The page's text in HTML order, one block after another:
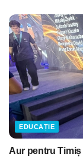
EDUCAȚIE
Aur pentru Timiș